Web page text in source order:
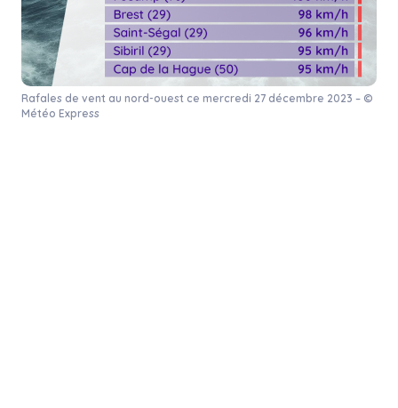
Rafales de vent au nord-ouest ce mercredi 27 décembre 2023 – ©
Météo Express